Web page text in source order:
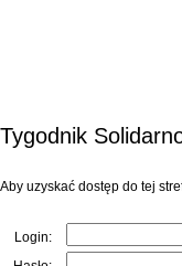
Tygodnik
Aby uzyskać dostęp do tej
Login: